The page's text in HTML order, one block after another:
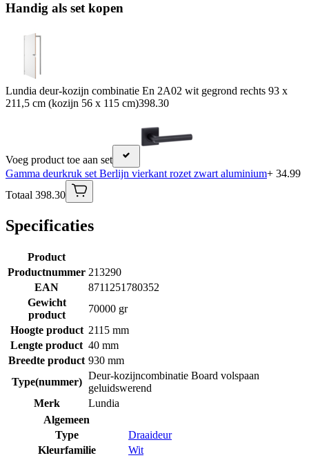
Handig als set kopen
Lundia deur-kozijn combinatie En 2A02 wit gegrond rechts 93 x
211,5 cm (kozijn 56 x 115 cm)398.30
Voeg product toe aan set
Gamma deurkruk set Berlijn vierkant rozet zwart aluminium+ 34.99
Totaal 398.30
Specificaties
Product
Productnummer 213290
EAN
8711251780352
Gewicht
product
70000 gr
Hoogte product 2115 mm
Lengte product 40 mm
Breedte product 930 mm
Type(nummer)
Deur-kozijncombinatie Board volspaan
geluidswerend
Merk
Lundia
Algemeen
Type
Draaideur
Kleurfamilie
Wit